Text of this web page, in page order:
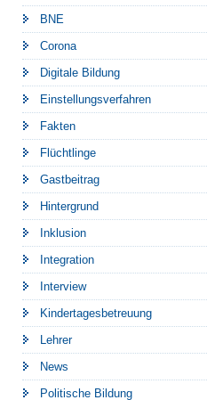
BNE
Corona
Digitale Bildung
Einstellungsverfahren
Fakten
Flüchtlinge
Gastbeitrag
Hintergrund
Inklusion
Integration
Interview
Kindertagesbetreuung
Lehrer
News
Politische Bildung